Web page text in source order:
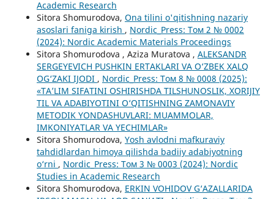
Academic Research
Sitora Shomurodova, Ona tilini o'qitishning nazariy
asoslari faniga kirish , Nordic_Press: Том 2 № 0002
(2024): Nordic Academic Materials Proceedings
Sitora Shomurodova , Aziza Muratova , ALEKSANDR
SERGEYEVICH PUSHKIN ERTAKLARI VA O‘ZBEK XALQ
OG‘ZAKI IJODI , Nordic_Press: Том 8 № 0008 (2025):
«TA’LIM SIFATINI OSHIRISHDA TILSHUNOSLIK, XORIJIY
TIL VA ADABIYOTINI O‘QITISHNING ZAMONAVIY
METODIK YONDASHUVLARI: MUAMMOLAR,
IMKONIYATLAR VA YECHIMLAR»
Sitora Shomurodova, Yosh avlodni mafkuraviy
tahdidlardan himoya qilishda badiiy adabiyotning
o‘rni , Nordic_Press: Том 3 № 0003 (2024): Nordic
Studies in Academic Research
Sitora Shomurodova, ERKIN VOHIDOV G‘AZALLARIDA